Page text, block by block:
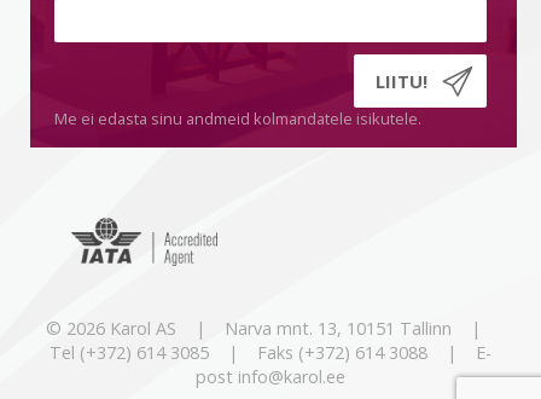
Me ei edasta sinu andmeid kolmandatele isikutele.
© 2026 Karol AS | Narva mnt. 13, 10151 Tallinn |
Tel (+372) 614 3085 | Faks (+372) 614 3088 | E-
post info@karol.ee